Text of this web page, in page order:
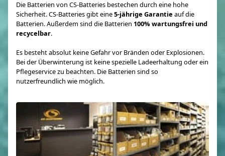
Die Batterien von CS-Batteries bestechen durch eine hohe
Sicherheit. CS-Batteries gibt eine5-jährige Garantie auf die
Batterien. Außerdem sind die Batterien 100% wartungsfrei und
recycelbar.
Es besteht absolut keine Gefahr vor Bränden oder Explosionen.
Bei der Überwinterung ist keine spezielle Ladeerhaltung oder ein
Pflegeservice zu beachten. Die Batterien sind so
nutzerfreundlich wie möglich.